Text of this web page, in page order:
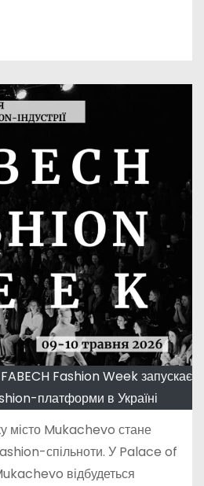
FABECH Fashion Week запускає
платформи в Україні
місто Mukachevo стане
спільноти. У Palace of
відбудеться